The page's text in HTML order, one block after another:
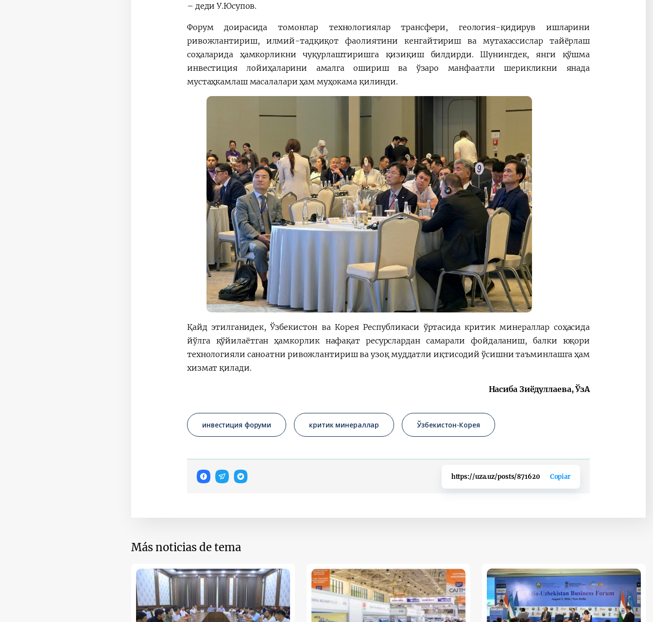
– деди У.Юсупов.
Форум доирасида томонлар технологиялар трансфери, геология-қидирув ишларини
ривожлантириш, илмий-тадқиқот фаолиятини кенгайтириш ва мутахассислар тайёрлаш
соҳаларида ҳамкорликни чуқурлаштиришга қизиқиш билдирди. Шунингдек, янги қўшма
инвестиция лойиҳаларини амалга ошириш ва ўзаро манфаатли шерикликни янада
мустаҳкамлаш масалалари ҳам муҳокама қилинди.
Қайд этилганидек, Ўзбекистон ва Корея Республикаси ўртасида критик минераллар соҳасида
йўлга қўйилаётган ҳамкорлик нафақат ресурслардан самарали фойдаланиш, балки юқори
технологияли саноатни ривожлантириш ва узоқ муддатли иқтисодий ўсишни таъминлашга ҳам
хизмат қилади.
Насиба Зиёдуллаева, ЎзА
инвестиция форуми критик минераллар Ўзбекистон-Корея
https://uza.uz/posts/871620 Copiar
Más noticias de tema